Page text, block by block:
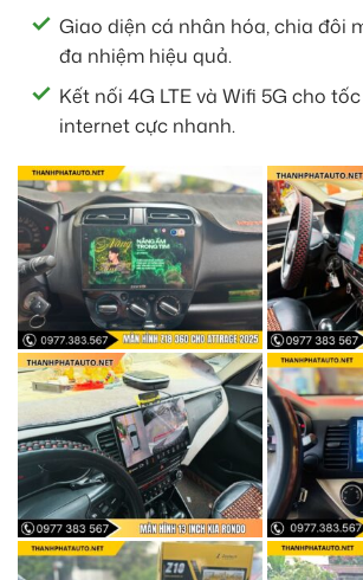
Giao diện cá nhân hóa, chia đôi
đa nhiệm hiệu quả.
Kết nối 4G LTE và Wifi 5G cho
internet cực nhanh.